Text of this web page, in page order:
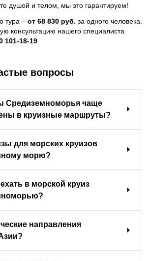
душой и телом, мы это гарантируем!
тура – от 68 830 руб. за одного человека.
консультацию нашего специалиста
101-18-19
вопросы
Средиземноморья чаще
в круизные маршруты?
для морских круизов
морю?
в морской круиз
направления